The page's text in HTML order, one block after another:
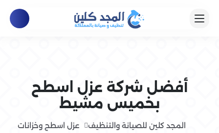
أفضل شركة عزل اسطح
بخميس مشيط
المجد كلين للصيانة والتنظيف عزل اسطح وخزانات